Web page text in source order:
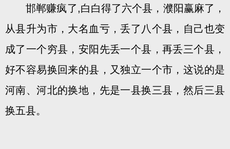
邯郸赚疯了,白白得了六个县，濮阳赢麻了，
从县升为市，大名血亏，丢了八个县，自己也变
成了一个穷县，安阳先丢一个县，再丢三个县，
好不容易换回来的县，又独立一个市，这说的是
河南、河北的换地，先是一县换三县，然后三县
换五县。